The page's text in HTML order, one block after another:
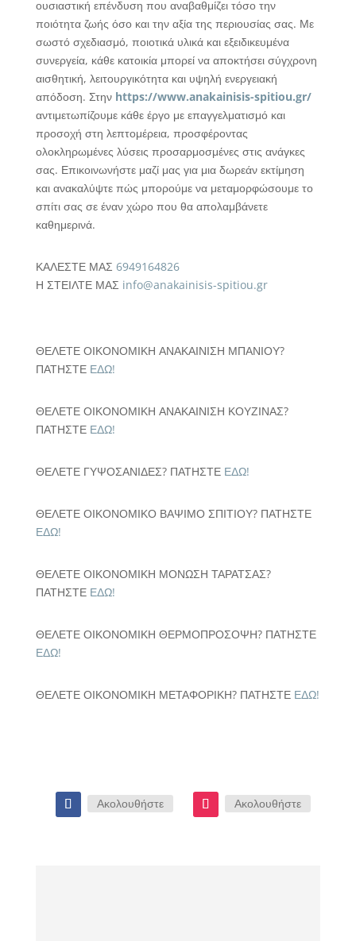
ουσιαστική επένδυση που αναβαθμίζει τόσο την
ποιότητα ζωής όσο και την αξία της περιουσίας σας. Με
σωστό σχεδιασμό, ποιοτικά υλικά και εξειδικευμένα
συνεργεία, κάθε κατοικία μπορεί να αποκτήσει σύγχρονη
αισθητική, λειτουργικότητα και υψηλή ενεργειακή
απόδοση. Στην https://www.anakainisis-spitiou.gr/
αντιμετωπίζουμε κάθε έργο με επαγγελματισμό και
προσοχή στη λεπτομέρεια, προσφέροντας
ολοκληρωμένες λύσεις προσαρμοσμένες στις ανάγκες
σας. Επικοινωνήστε μαζί μας για μια δωρεάν εκτίμηση
και ανακαλύψτε πώς μπορούμε να μεταμορφώσουμε το
σπίτι σας σε έναν χώρο που θα απολαμβάνετε
καθημερινά.
ΚΑΛΕΣΤΕ ΜΑΣ 6949164826
Η ΣΤΕΙΛΤΕ ΜΑΣ info@anakainisis-spitiou.gr
ΘΕΛΕΤΕ ΟΙΚΟΝΟΜΙΚΗ ΑΝΑΚΑΙΝΙΣΗ ΜΠΑΝΙΟΥ?
ΠΑΤΗΣΤΕ ΕΔΩ!
ΘΕΛΕΤΕ ΟΙΚΟΝΟΜΙΚΗ ΑΝΑΚΑΙΝΙΣΗ ΚΟΥΖΙΝΑΣ?
ΠΑΤΗΣΤΕ ΕΔΩ!
ΘΕΛΕΤΕ ΓΥΨΟΣΑΝΙΔΕΣ? ΠΑΤΗΣΤΕΕΔΩ!
ΘΕΛΕΤΕ ΟΙΚΟΝΟΜΙΚΟ ΒΑΨΙΜΟ ΣΠΙΤΙΟΥ? ΠΑΤΗΣΤΕ
ΕΔΩ!
ΘΕΛΕΤΕ ΟΙΚΟΝΟΜΙΚΗ ΜΟΝΩΣΗ ΤΑΡΑΤΣΑΣ?
ΠΑΤΗΣΤΕ ΕΔΩ!
ΘΕΛΕΤΕ ΟΙΚΟΝΟΜΙΚΗ ΘΕΡΜΟΠΡΟΣΟΨΗ? ΠΑΤΗΣΤΕ
ΕΔΩ!
ΘΕΛΕΤΕ ΟΙΚΟΝΟΜΙΚΗ ΜΕΤΑΦΟΡΙΚΗ? ΠΑΤΗΣΤΕΕΔΩ!
Ακολουθήστε Ακολουθήστε